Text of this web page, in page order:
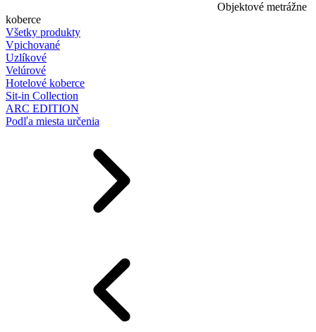
Objektové metrážne
koberce
Všetky produkty
Vpichované
Uzlíkové
Velúrové
Hotelové koberce
Sit-in Collection
ARC EDITION
Podľa miesta určenia